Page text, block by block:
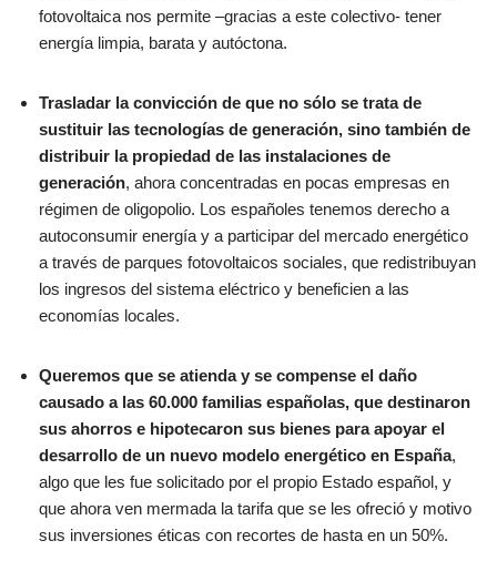
fotovoltaica nos permite –gracias a este colectivo- tener
energía limpia, barata y autóctona.
Trasladar la convicción de que no sólo se trata de
sustituir las tecnologías de generación, sino también de
distribuir la propiedad de las instalaciones de
generación, ahora concentradas en pocas empresas en
régimen de oligopolio. Los españoles tenemos derecho a
autoconsumir energía y a participar del mercado energético
a través de parques fotovoltaicos sociales, que redistribuyan
los ingresos del sistema eléctrico y beneficien a las
economías locales.
Queremos que se atienda y se compense el daño
causado a las 60.000 familias españolas, que destinaron
sus ahorros e hipotecaron sus bienes para apoyar el
desarrollo de un nuevo modelo energético en España,
algo que les fue solicitado por el propio Estado español, y
que ahora ven mermada la tarifa que se les ofreció y motivo
sus inversiones éticas con recortes de hasta en un 50%.